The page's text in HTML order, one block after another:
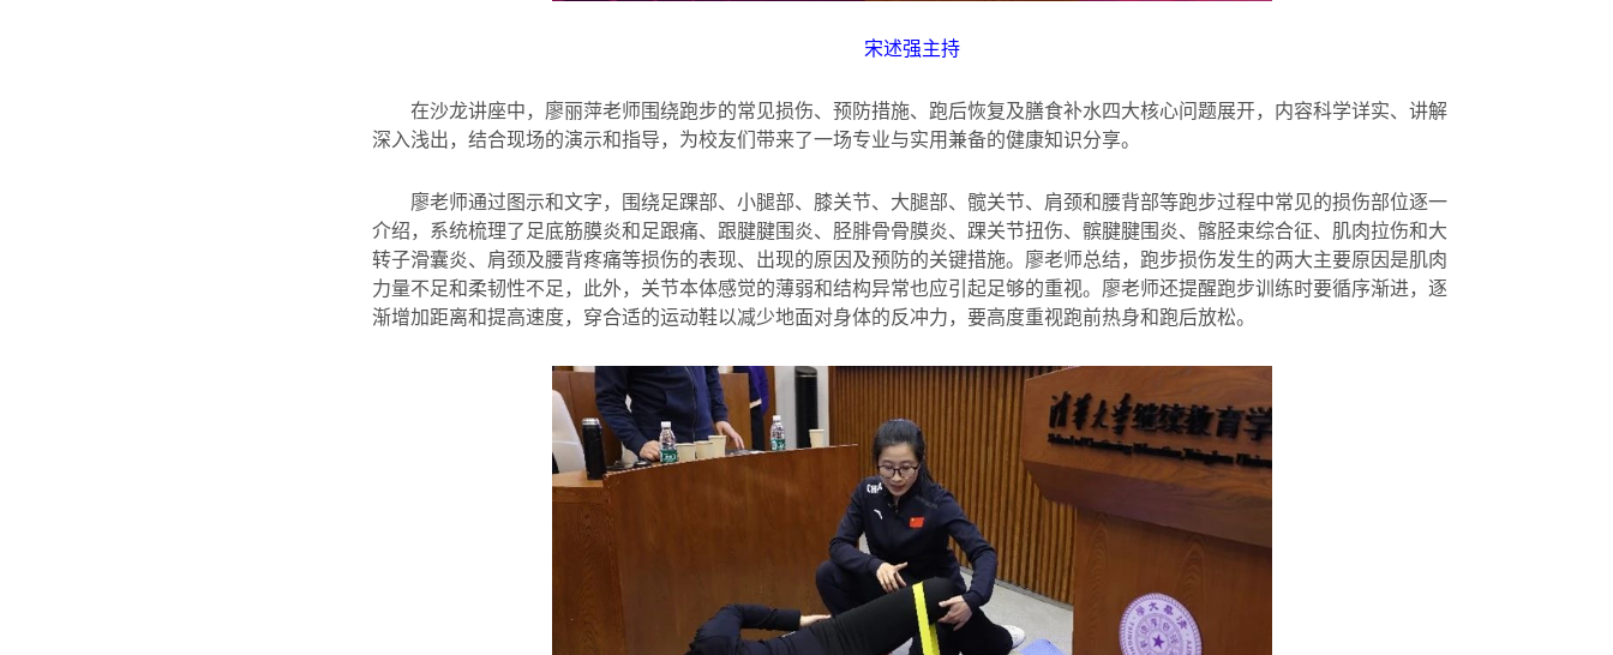
宋述强主持
在沙龙讲座中，廖丽萍老师围绕跑步的常见损伤、预防措施、跑后恢复及膳食补水四大核心问题展开，内容科学详实、讲解
深入浅出，结合现场的演示和指导，为校友们带来了一场专业与实用兼备的健康知识分享。
廖老师通过图示和文字，围绕足踝部、小腿部、膝关节、大腿部、髋关节、肩颈和腰背部等跑步过程中常见的损伤部位逐一
介绍，系统梳理了足底筋膜炎和足跟痛、跟腱腱围炎、胫腓骨骨膜炎、踝关节扭伤、髌腱腱围炎、髂胫束综合征、肌肉拉伤和大
转子滑囊炎、肩颈及腰背疼痛等损伤的表现、出现的原因及预防的关键措施。廖老师总结，跑步损伤发生的两大主要原因是肌肉
力量不足和柔韧性不足，此外，关节本体感觉的薄弱和结构异常也应引起足够的重视。廖老师还提醒跑步训练时要循序渐进，逐
渐增加距离和提高速度，穿合适的运动鞋以减少地面对身体的反冲力，要高度重视跑前热身和跑后放松。